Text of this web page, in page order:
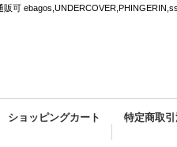
可
ショッピングカート 特定商取